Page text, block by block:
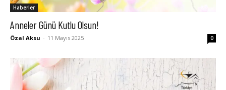
Haberler
Anneler Günü Kutlu Olsun!
Özal Aksu - 11 Mayıs 2025 0